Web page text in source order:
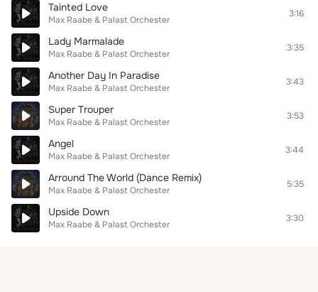
Tainted Love
Max Raabe & Palast Orchester
3:16
Lady Marmalade
Max Raabe & Palast Orchester
3:35
Another Day In Paradise
Max Raabe & Palast Orchester
3:43
Super Trouper
Max Raabe & Palast Orchester
3:53
Angel
Max Raabe & Palast Orchester
3:44
Arround The World (Dance Remix)
Max Raabe & Palast Orchester
5:35
Upside Down
Max Raabe & Palast Orchester
3:30